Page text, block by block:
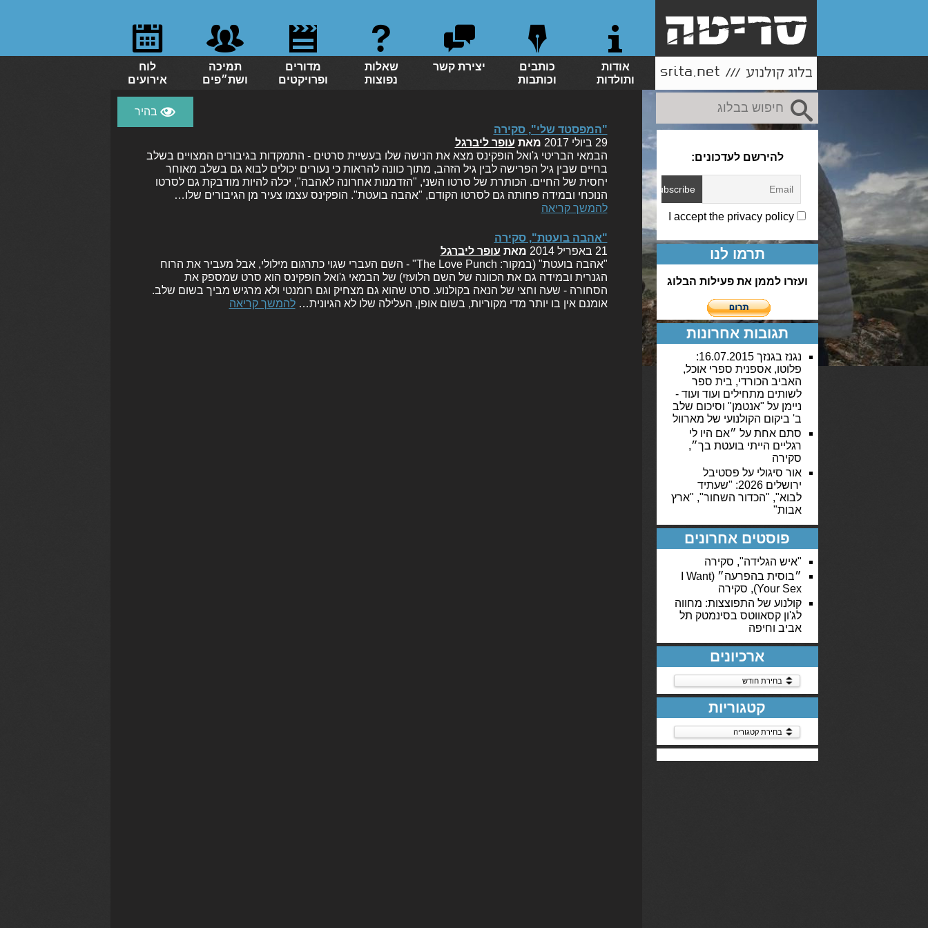
אודות
ותולדות
כותבים
וכותבות
יצירת קשר
שאלות
נפוצות
מדורים
ופרויקטים
תמיכה
ושת״פים
לוח
אירועים
להירשם לעדכונים:
תרמו לנו
ועזרו לממן את פעילות הבלוג
תגובות אחרונות
נגנז בגנזך 16.07.2015:
פלוטו, אספנית ספרי אוכל,
האביב הכורדי, בית ספר
לשותים מתחילים ועוד ועוד -
ניימן על "אנטמן" וסיכום שלב
ב' ביקום הקולנועי של מארוול
סתם אחת על ״אם היו לי
רגליים הייתי בועטת בך״,
סקירה
אור סיגולי על פסטיבל
ירושלים 2026: "שעתיד
לבוא", "הכדור השחור", "ארץ
אבות"
פוסטים אחרונים
"איש הגלידה", סקירה
״בוסית בהפרעה״ (I Want
Your Sex), סקירה
קולנוע של התפוצצות: מחווה
לג'ון קסאווטס בסינמטק תל
אביב וחיפה
ארכיונים
ארכיונים
קטגוריות
קטגוריות
"המפסטד שלי", סקירה
29 ביולי 2017
מאת עופר ליברגל
הבמאי הבריטי ג'ואל הופקינס מצא את הנישה שלו בעשיית סרטים - התמקדות בגיבורים המצויים בשלב
בחיים שבין גיל הפרישה לבין גיל הזהב, מתוך כוונה להראות כי נעורים יכולים לבוא גם בשלב מאוחר
יחסית של החיים. הכותרת של סרטו השני, "הזדמנות אחרונה לאהבה", יכלה להיות מודבקת גם לסרטו
הנוכחי ובמידה פחותה גם לסרטו הקודם, "אהבה בועטת". הופקינס עצמו צעיר מן הגיבורים שלו…
להמשך קריאה
"אהבה בועטת", סקירה
21 באפריל 2014
מאת עופר ליברגל
"אהבה בועטת" (במקור: The Love Punch" - השם העברי שגוי כתרגום מילולי, אבל מעביר את הרוח
הגנרית ובמידה גם את הכוונה של השם הלועזי) של הבמאי ג'ואל הופקינס הוא סרט שמספק את
הסחורה - שעה וחצי של הנאה בקולנוע. סרט שהוא גם מצחיק וגם רומנטי ולא מרגיש מביך בשום שלב.
אומנם אין בו יותר מדי מקוריות, בשום אופן, העלילה שלו לא הגיונית…להמשך קריאה